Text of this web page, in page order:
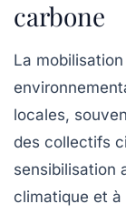
carbone
La
locales,
des collectifs
sensibilisation
climatique et à